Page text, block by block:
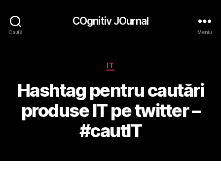
Caută
COgnitiv JOurnal
Meniu
Categorii
IT
Hashtag pentru cautări
produse IT pe twitter –
#cautIT